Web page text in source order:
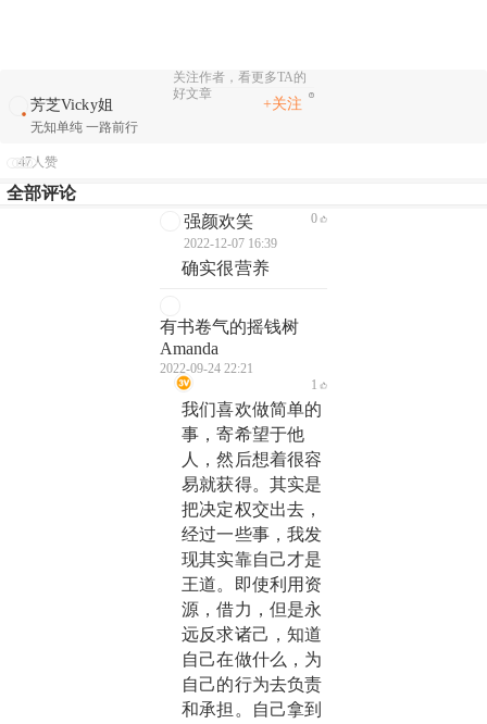
关注作者，看更多TA的
好文章
芳芝Vicky姐
无知单纯 一路前行
+关注
47人赞
全部评论
强颜欢笑
2022-12-07 16:39
0
确实很营养
有书卷气的摇钱树
Amanda
2022-09-24 22:21
1
我们喜欢做简单的
事，寄希望于他
人，然后想着很容
易就获得。其实是
把决定权交出去，
经过一些事，我发
现其实靠自己才是
王道。即使利用资
源，借力，但是永
远反求诸己，知道
自己在做什么，为
自己的行为去负责
和承担。自己拿到